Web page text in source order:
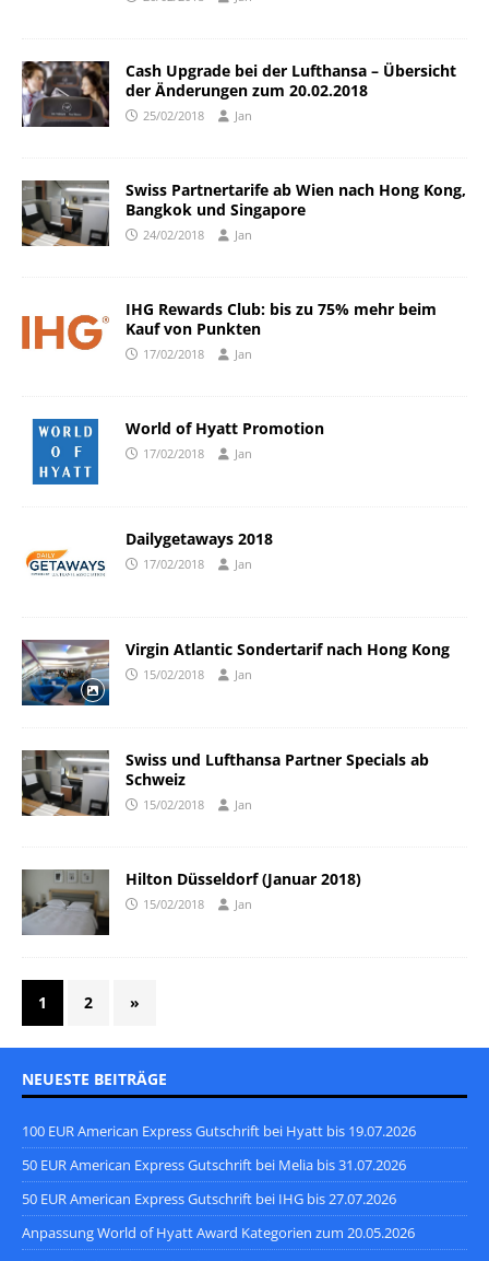
Cash Upgrade bei der Lufthansa – Übersicht
der Änderungen zum 20.02.2018
25/02/2018 Jan
Swiss Partnertarife ab Wien nach Hong Kong,
Bangkok und Singapore
24/02/2018 Jan
IHG Rewards Club: bis zu 75% mehr beim
Kauf von Punkten
17/02/2018 Jan
World of Hyatt Promotion
17/02/2018 Jan
Dailygetaways 2018
17/02/2018 Jan
Virgin Atlantic Sondertarif nach Hong Kong
15/02/2018 Jan
Swiss und Lufthansa Partner Specials ab
Schweiz
15/02/2018 Jan
Hilton Düsseldorf (Januar 2018)
15/02/2018 Jan
1 2 »
NEUESTE BEITRÄGE
100 EUR American Express Gutschrift bei Hyatt bis 19.07.2026
50 EUR American Express Gutschrift bei Melia bis 31.07.2026
50 EUR American Express Gutschrift bei IHG bis 27.07.2026
Anpassung World of Hyatt Award Kategorien zum 20.05.2026